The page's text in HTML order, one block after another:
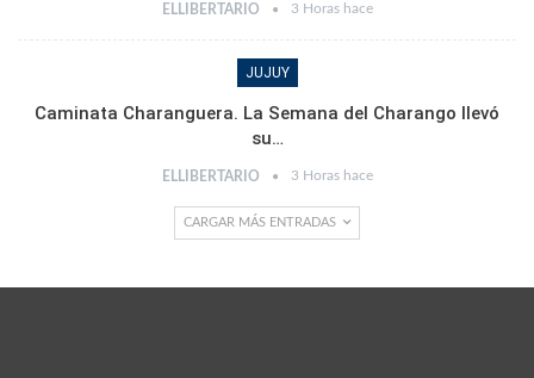
ELLIBERTARIO 3 Horas hace
JUJUY
Caminata Charanguera. La Semana del Charango llevó
su…
ELLIBERTARIO 3 Horas hace
CARGAR MÁS ENTRADAS